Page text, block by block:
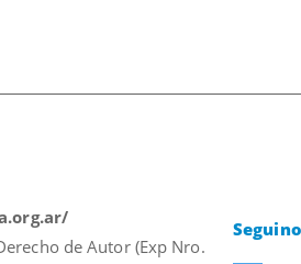
de Autor (Exp Nro.